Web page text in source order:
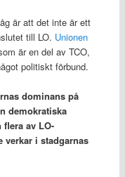
är att det inte är ett
till LO. Unionen
är en del av TCO,
politiskt förbund.
dominans på
demokratiska
av LO-
verkar i stadgarnas